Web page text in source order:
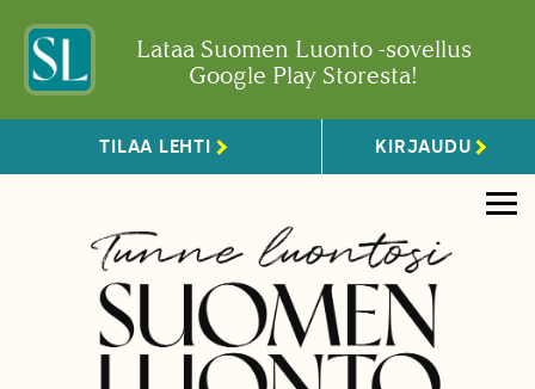
Lataa Suomen Luonto -sovellus
Google Play Storesta!
TILAA LEHTI KIRJAUDU